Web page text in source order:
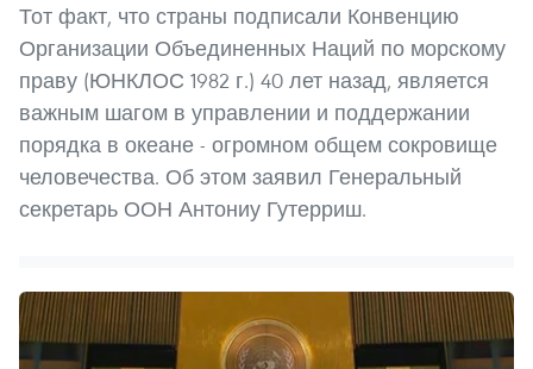
Тот факт, что страны подписали Конвенцию
Организации Объединенных Наций по морскому
праву (ЮНКЛОС 1982 г.) 40 лет назад, является
важным шагом в управлении и поддержании
порядка в океане - огромном общем сокровище
человечества. Об этом заявил Генеральный
секретарь ООН Антониу Гутерриш.